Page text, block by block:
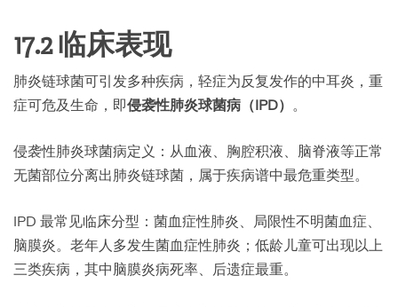
17.2 临床表现
肺炎链球菌可引发多种疾病，轻症为反复发作的中耳炎，重
症可危及生命，即侵袭性肺炎球菌病（IPD） 。
侵袭性肺炎球菌病定义：从血液、胸腔积液、脑脊液等正常
无菌部位分离出肺炎链球菌，属于疾病谱中最危重类型。
IPD 最常见临床分型：菌血症性肺炎、局限性不明菌血症、
脑膜炎。老年人多发生菌血症性肺炎；低龄儿童可出现以上
三类疾病，其中脑膜炎病死率、后遗症最重。